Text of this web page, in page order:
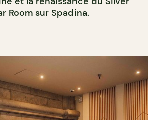
Room sur Spadina.